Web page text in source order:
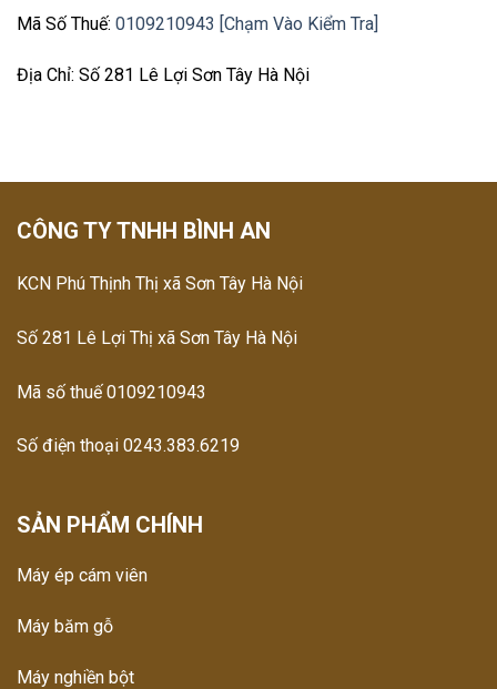
Mã Số Thuế: 0109210943 [Chạm Vào Kiểm Tra]
Địa Chỉ: Số 281 Lê Lợi Sơn Tây Hà Nội
CÔNG TY TNHH BÌNH AN
KCN Phú Thịnh Thị xã Sơn Tây Hà Nội
Số 281 Lê Lợi Thị xã Sơn Tây Hà Nội
Mã số thuế 0109210943
Số điện thoại 0243.383.6219
SẢN PHẨM CHÍNH
Máy ép cám viên
Máy băm gỗ
Máy nghiền bột